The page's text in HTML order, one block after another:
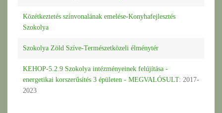
Közétkeztetés színvonalának emelése-Konyhafejlesztés
Szokolya
Szokolya Zöld Szíve-Természetközeli élménytér
KEHOP-5.2.9 Szokolya intézményeinek felújítása -
energetikai korszerűsítés 3 épületen - MEGVALÓSULT: 2017-
2023